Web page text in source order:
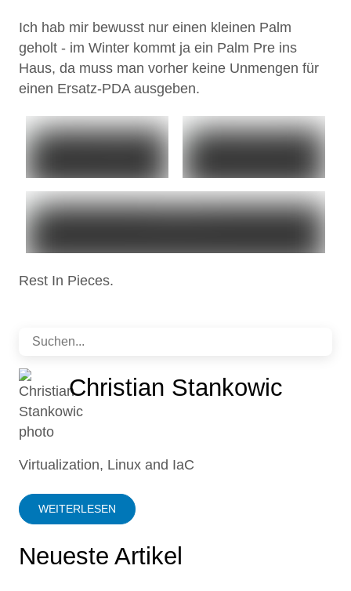
Ich hab mir bewusst nur einen kleinen Palm
geholt - im Winter kommt ja ein Palm Pre ins
Haus, da muss man vorher keine Unmengen für
einen Ersatz-PDA ausgeben.
R.I.P Tungsten C Palm Zire 31
Kabel etc.
Rest In Pieces.
Christian Stankowic
Virtualization, Linux and IaC
WEITERLESEN
Neueste Artikel